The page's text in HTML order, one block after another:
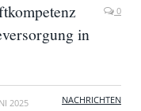
in
0
2025 NACHRICHTEN